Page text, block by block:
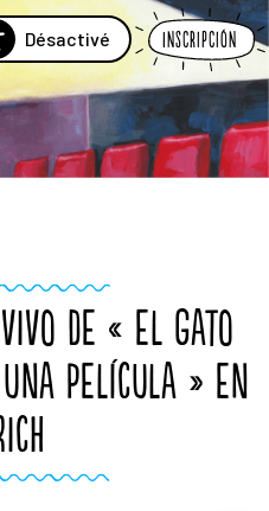
Désactivé Inscripción
DE « EL GATO
PELÍCULA » EN